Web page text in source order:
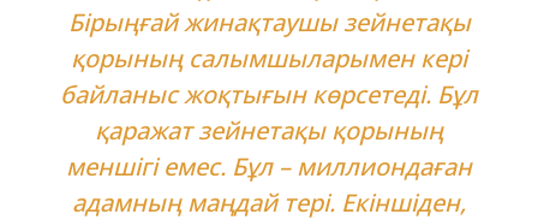
Бірыңғай жинақтаушы зейнетақы
қорының салымшыларымен кері
байланыс жоқтығын көрсетеді. Бұл
қаражат зейнетақы қорының
меншігі емес. Бұл – миллиондаған
адамның маңдай тері. Екіншіден,